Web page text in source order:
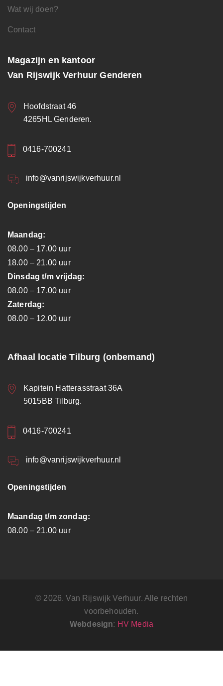
Wat wij doen?
Contact
Magazijn en kantoor
Van Rijswijk Verhuur Genderen
Hoofdstraat 46
4265HL Genderen.
0416-700241
info@vanrijswijkverhuur.nl
Openingstijden
Maandag:
08.00 – 17.00 uur
18.00 – 21.00 uur
Dinsdag t/m vrijdag:
08.00 – 17.00 uur
Zaterdag:
08.00 – 12.00 uur
Afhaal locatie Tilburg (onbemand)
Kapitein Hatterasstraat 36A
5015BB Tilburg.
0416-700241
info@vanrijswijkverhuur.nl
Openingstijden
Maandag t/m zondag:
08.00 – 21.00 uur
© 2026. Van Rijswijk Verhuur. Alle rechten
voorbehouden.
Webdesign: HV Media